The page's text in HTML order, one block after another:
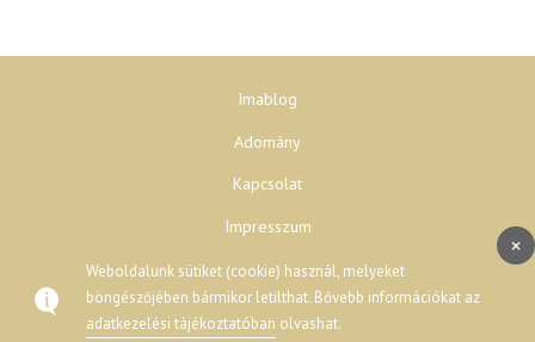
Adatvédelem
Impresszum
Kapcsolat
Adomány
Imablog
© 2026 777 - Minden jog fenntartva.
×
Weboldalunk sütiket (cookie) használ, melyeket
böngészőjében bármikor letilthat. Bővebb információkat az
adatkezelési tájékoztatóban olvashat.